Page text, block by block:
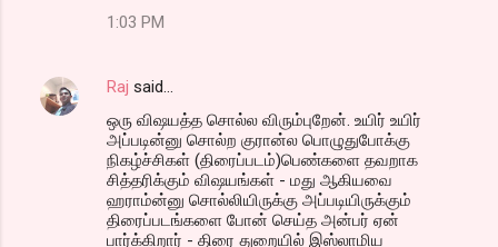
1:03 PM
Raj said…
ஒரு விஷயத்த சொல்ல விரும்புறேன். உயிர் உயிர்
அப்படின்னு சொல்ற குரான்ல பொழுதுபோக்கு
நிகழ்ச்சிகள் (திரைப்படம்)பெண்களை தவறாக
சித்தரிக்கும் விஷயங்கள் - மது ஆகியவை
ஹராம்ன்னு சொல்லியிருக்கு அப்படியிருக்கும்
திரைப்படங்களை போன் செய்த அன்பர் ஏன்
பார்க்கிறார் - திரை துறையில் இஸ்லாமிய